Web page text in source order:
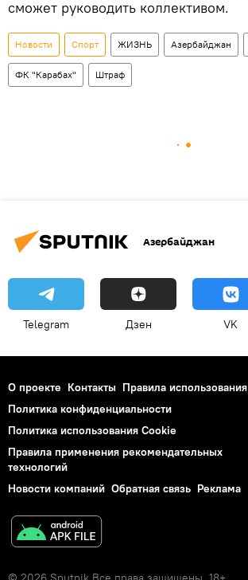
сможет руководить коллективом.
Новости Спорт ЖИЗНЬ Азербайджан
ФК "Карабах" Штраф
Азербайджан
Telegram Дзен VK
О проекте Контакты Правила использования
Политика конфиденциальности
Политика использования Cookie
Правила применения рекомендательных
технологий
Новости компаний Обратная связь Реклама